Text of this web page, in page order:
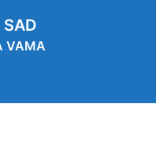
VAMA